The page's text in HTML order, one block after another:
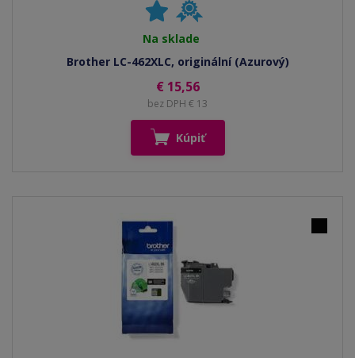
Na sklade
Brother LC-462XLC, originální (Azurový)
€ 15,56
bez DPH € 13
Kúpiť